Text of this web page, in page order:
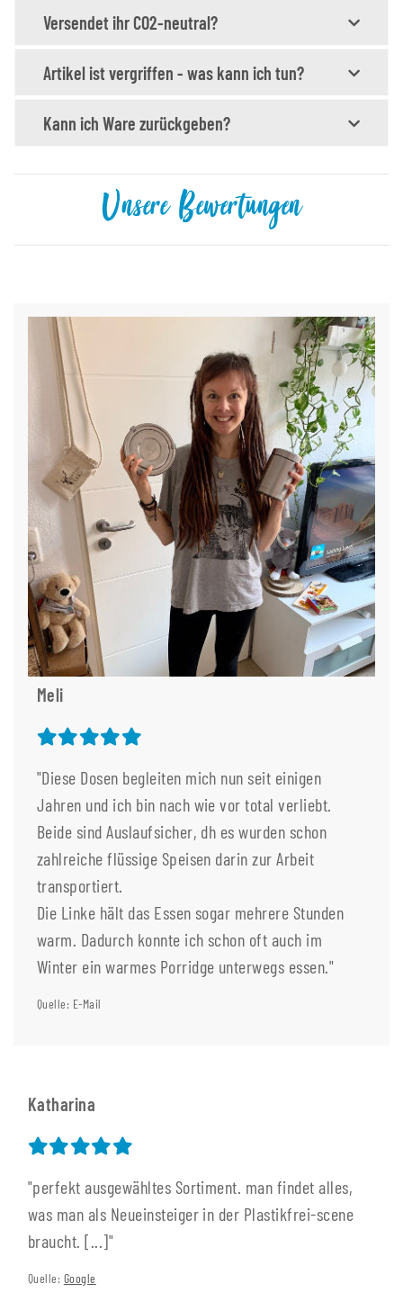
Versendet ihr CO2-neutral?
Artikel ist vergriffen - was kann ich tun?
Kann ich Ware zurückgeben?
Unsere Bewertungen
Meli
"Diese Dosen begleiten mich nun seit einigen
Jahren und ich bin nach wie vor total verliebt.
Beide sind Auslaufsicher, dh es wurden schon
zahlreiche flüssige Speisen darin zur Arbeit
transportiert.
Die Linke hält das Essen sogar mehrere Stunden
warm. Dadurch konnte ich schon oft auch im
Winter ein warmes Porridge unterwegs essen."
Quelle: E-Mail
Katharina
"perfekt ausgewähltes Sortiment. man findet alles,
was man als Neueinsteiger in der Plastikfrei-scene
braucht. [...]"
Quelle: Google